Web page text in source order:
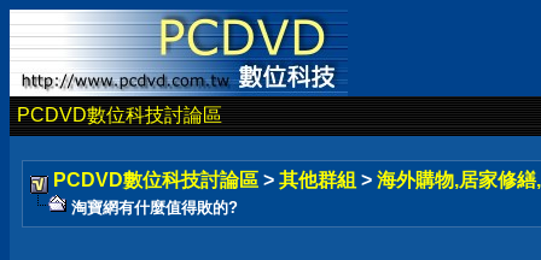
PCDVD數位科技討論區
PCDVD數位科技討論區 > 其他群組 > 海外購物,居家修
淘寶網有什麼值得敗的?